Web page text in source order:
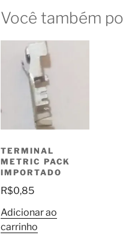
Você também
TERMINAL
METRIC PACK
IMPORTADO
R$0,85
Adicionar ao
carrinho